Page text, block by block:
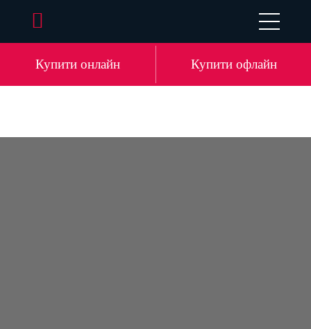
LV RU
Купити онлайн Купити офлайн